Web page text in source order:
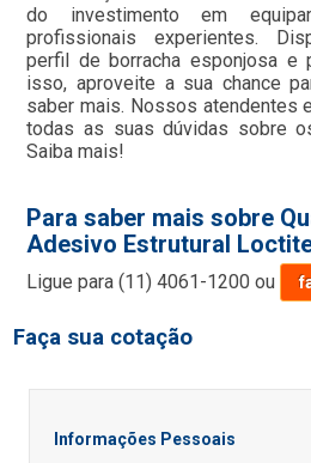
do investimento em
profissionais experientes.
perfil de borracha esponjosa e
isso, aproveite a sua chance
saber mais. Nossos atendentes
todas as suas dúvidas sobre
Saiba mais!
Para saber mais sobre
Adesivo Estrutural
Ligue para(11) 4061-1200 ou
Faça sua cotação
Informações Pessoais